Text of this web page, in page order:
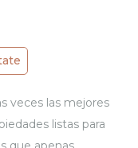
veces las mejores
listas para